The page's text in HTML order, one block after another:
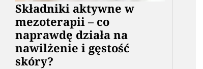
Składniki aktywne w
mezoterapii – co
naprawdę działa na
nawilżenie i gęstość
skóry?